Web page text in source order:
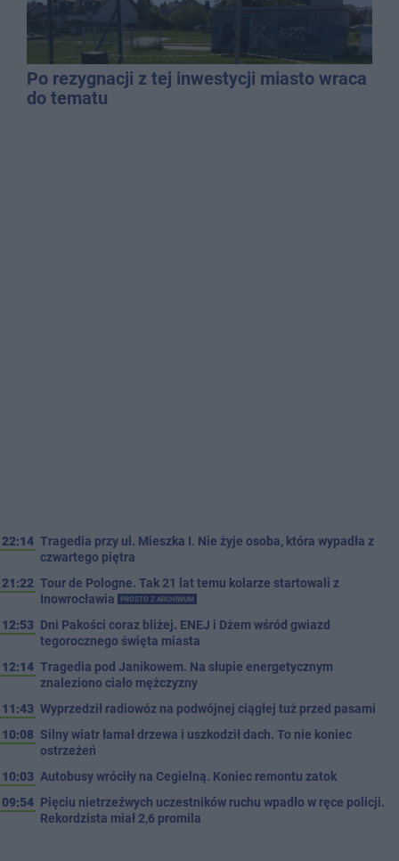
Po rezygnacji z tej inwestycji miasto wraca
do tematu
22:14 Tragedia przy ul. Mieszka I. Nie żyje osoba, która wypadła z
czwartego piętra
21:22 Tour de Pologne. Tak 21 lat temu kolarze startowali z
Inowrocławia
PROSTO Z ARCHIWUM
12:53 Dni Pakości coraz bliżej. ENEJ i Dżem wśród gwiazd
tegorocznego święta miasta
12:14 Tragedia pod Janikowem. Na słupie energetycznym
znaleziono ciało mężczyzny
11:43 Wyprzedził radiowóz na podwójnej ciągłej tuż przed pasami
10:08 Silny wiatr łamał drzewa i uszkodził dach. To nie koniec
ostrzeżeń
10:03 Autobusy wróciły na Cegielną. Koniec remontu zatok
09:54 Pięciu nietrzeźwych uczestników ruchu wpadło w ręce policji.
Rekordzista miał 2,6 promila